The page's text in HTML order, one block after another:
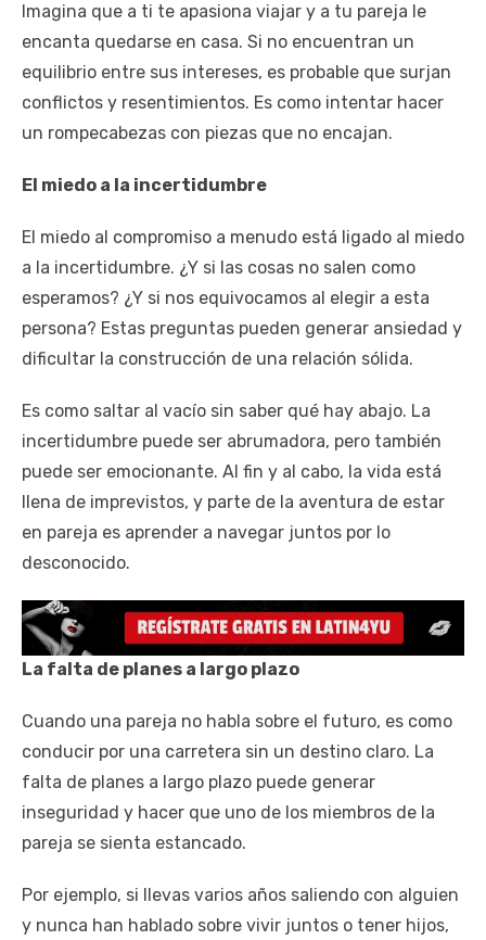
Imagina que a ti te apasiona viajar y a tu pareja le
encanta quedarse en casa. Si no encuentran un
equilibrio entre sus intereses, es probable que surjan
conflictos y resentimientos. Es como intentar hacer
un rompecabezas con piezas que no encajan.
El miedo a la incertidumbre
El miedo al compromiso a menudo está ligado al miedo
a la incertidumbre. ¿Y si las cosas no salen como
esperamos? ¿Y si nos equivocamos al elegir a esta
persona? Estas preguntas pueden generar ansiedad y
dificultar la construcción de una relación sólida.
Es como saltar al vacío sin saber qué hay abajo. La
incertidumbre puede ser abrumadora, pero también
puede ser emocionante. Al fin y al cabo, la vida está
llena de imprevistos, y parte de la aventura de estar
en pareja es aprender a navegar juntos por lo
desconocido.
La falta de planes a largo plazo
Cuando una pareja no habla sobre el futuro, es como
conducir por una carretera sin un destino claro. La
falta de planes a largo plazo puede generar
inseguridad y hacer que uno de los miembros de la
pareja se sienta estancado.
Por ejemplo, si llevas varios años saliendo con alguien
y nunca han hablado sobre vivir juntos o tener hijos,